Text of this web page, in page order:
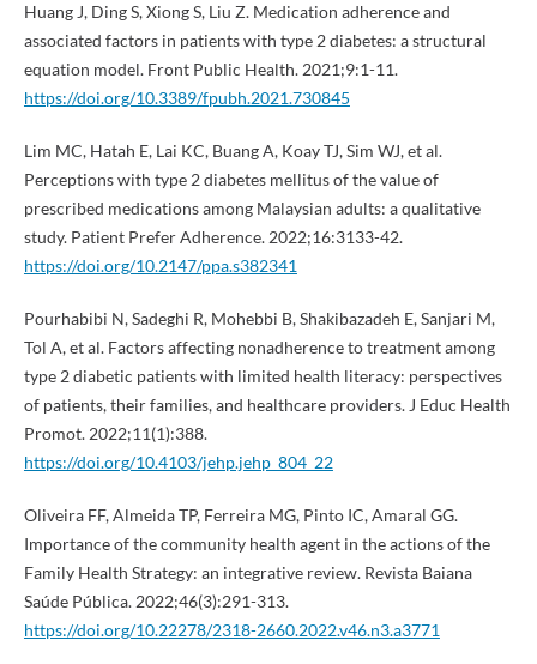
Huang J, Ding S, Xiong S, Liu Z. Medication adherence and
associated factors in patients with type 2 diabetes: a structural
equation model. Front Public Health. 2021;9:1-11.
https://doi.org/10.3389/fpubh.2021.730845
Lim MC, Hatah E, Lai KC, Buang A, Koay TJ, Sim WJ, et al.
Perceptions with type 2 diabetes mellitus of the value of
prescribed medications among Malaysian adults: a qualitative
study. Patient Prefer Adherence. 2022;16:3133-42.
https://doi.org/10.2147/ppa.s382341
Pourhabibi N, Sadeghi R, Mohebbi B, Shakibazadeh E, Sanjari M,
Tol A, et al. Factors affecting nonadherence to treatment among
type 2 diabetic patients with limited health literacy: perspectives
of patients, their families, and healthcare providers. J Educ Health
Promot. 2022;11(1):388.
https://doi.org/10.4103/jehp.jehp_804_22
Oliveira FF, Almeida TP, Ferreira MG, Pinto IC, Amaral GG.
Importance of the community health agent in the actions of the
Family Health Strategy: an integrative review. Revista Baiana
Saúde Pública. 2022;46(3):291-313.
https://doi.org/10.22278/2318-2660.2022.v46.n3.a3771